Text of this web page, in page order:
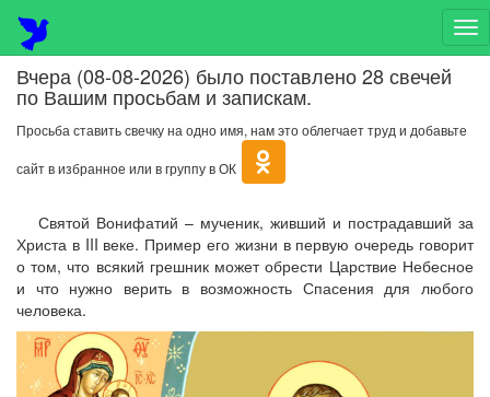
Вчера (08-08-2026) было поставлено 28 свечей
по Вашим просьбам и запискам.
Просьба ставить свечку на одно имя, нам это облегчает труд и добавьте
сайт в избранное или в группу в ОК
Святой Вонифатий – мученик, живший и пострадавший за
Христа в III веке. Пример его жизни в первую очередь говорит
о том, что всякий грешник может обрести Царствие Небесное
и что нужно верить в возможность Спасения для любого
человека.